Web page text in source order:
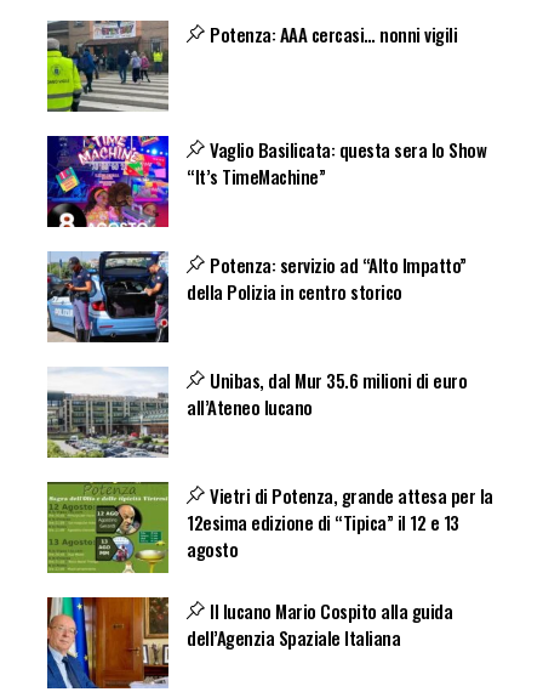
Potenza: AAA cercasi… nonni vigili
Vaglio Basilicata: questa sera lo Show
“It’s TimeMachine”
Potenza: servizio ad “Alto Impatto”
della Polizia in centro storico
Unibas, dal Mur 35.6 milioni di euro
all’Ateneo lucano
Vietri di Potenza, grande attesa per la
12esima edizione di “Tipica” il 12 e 13
agosto
Il lucano Mario Cospito alla guida
dell’Agenzia Spaziale Italiana